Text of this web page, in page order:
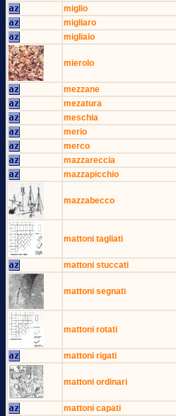
miglio
migliaro
migliaio
mierolo
mezzane
mezatura
meschia
merio
merco
mazzareccia
mazzapicchio
mazzabecco
mattoni tagliati
mattoni stuccati
mattoni segnati
mattoni rotati
mattoni rigati
mattoni ordinari
mattoni capati